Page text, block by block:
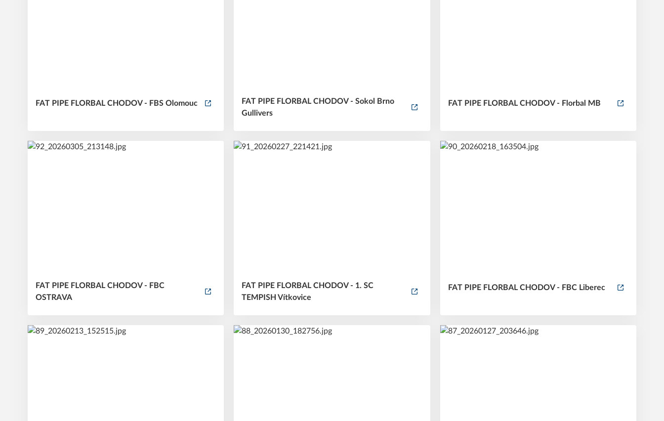
FAT PIPE FLORBAL CHODOV - FBS Olomouc
FAT PIPE FLORBAL CHODOV - Sokol Brno
Gullivers
FAT PIPE FLORBAL CHODOV - Florbal MB
FAT PIPE FLORBAL CHODOV - FBC
OSTRAVA
FAT PIPE FLORBAL CHODOV - 1. SC
TEMPISH Vítkovice
FAT PIPE FLORBAL CHODOV - FBC Liberec